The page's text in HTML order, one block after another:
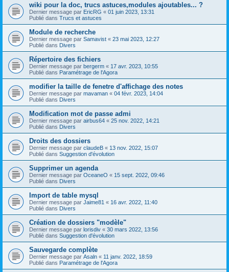
wiki pour la doc, trucs astuces,modules ajoutables... ?
Dernier message par EricRG « 01 juin 2023, 13:31
Publié dans Trucs et astuces
Module de recherche
Dernier message par Samavist « 23 mai 2023, 12:27
Publié dans Divers
Répertoire des fichiers
Dernier message par bergerm « 17 avr. 2023, 10:55
Publié dans Paramétrage de l'Agora
modifier la taille de fenetre d'affichage des notes
Dernier message par mavaman « 04 févr. 2023, 14:04
Publié dans Divers
Modification mot de passe admi
Dernier message par airbus64 « 25 nov. 2022, 14:21
Publié dans Divers
Droits des dossiers
Dernier message par claudeB « 13 nov. 2022, 15:07
Publié dans Suggestion d'évolution
Supprimer un agenda
Dernier message par OceaneO « 15 sept. 2022, 09:46
Publié dans Divers
Import de table mysql
Dernier message par Jaime81 « 16 avr. 2022, 11:40
Publié dans Divers
Création de dossiers "modèle"
Dernier message par lorisdiv « 30 mars 2022, 13:56
Publié dans Suggestion d'évolution
Sauvegarde complète
Dernier message par Asaln « 11 janv. 2022, 18:59
Publié dans Paramétrage de l'Agora